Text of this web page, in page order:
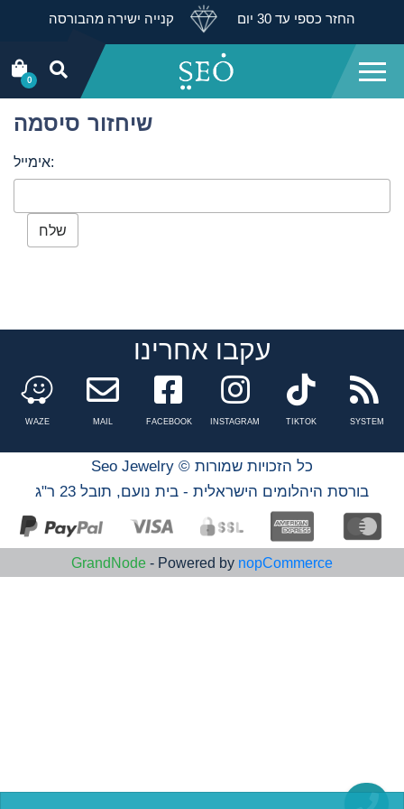
החזר כספי עד 30 יום קנייה ישירה מהבורסה
0
שיחזור סיסמה
אימייל:
עקבו אחרינו
WAZE MAIL
Facebook
FACEBOOK
instagram
INSTAGRAM
tiktok
TIKTOK SYSTEM
Seo Jewelry © כל הזכויות שמורות
בורסת היהלומים הישראלית - בית נועם, תובל 23 ר"ג
GrandNode - Powered by nopCommerce